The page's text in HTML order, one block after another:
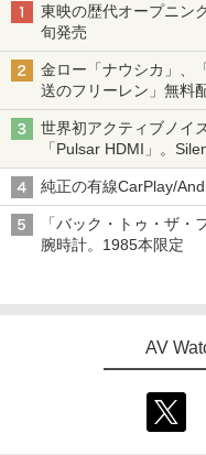
東映の歴代オープニン
旬発売
金ロー「ナウシカ」、
送のフリーレン」無料
世界初アクティブノイ
「Pulsar HDMI」。
純正の有線CarPlay/
「バック・トゥ・ザ
腕時計。1985本限定
AV